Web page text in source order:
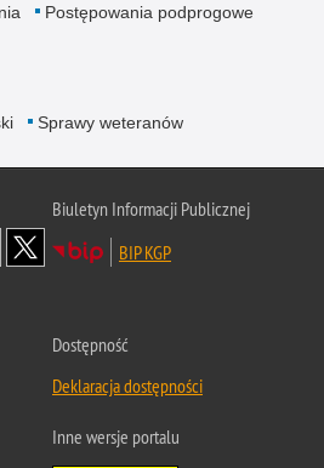
Postępowania podprogowe
Sprawy weteranów
Biuletyn Informacji Publicznej
BIP KGP
Dostępność
Deklaracja dostępności
Inne wersje portalu